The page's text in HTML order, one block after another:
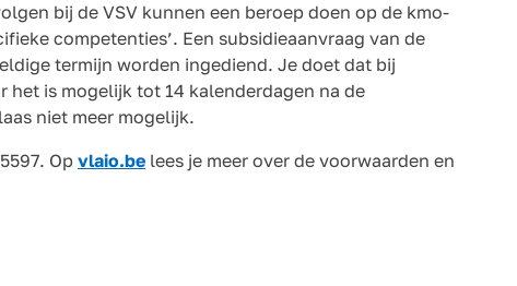
bij de VSV kunnen een beroep doen op de kmo-
competenties’. Een subsidieaanvraag van de
termijn worden ingediend. Je doet dat bij
is mogelijk tot 14 kalenderdagen na de
niet meer mogelijk.
Op vlaio.be lees je meer over de voorwaarden en